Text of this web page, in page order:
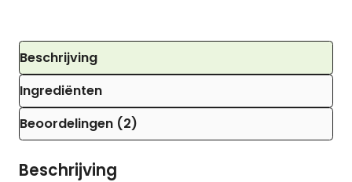
Beschrijving
Ingrediënten
Beoordelingen (2)
Beschrijving